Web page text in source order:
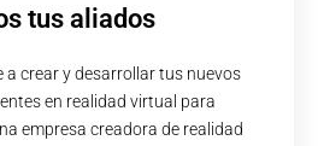
tus aliados
a crear y desarrollar tus nuevos
en realidad virtual para
empresa creadora de realidad